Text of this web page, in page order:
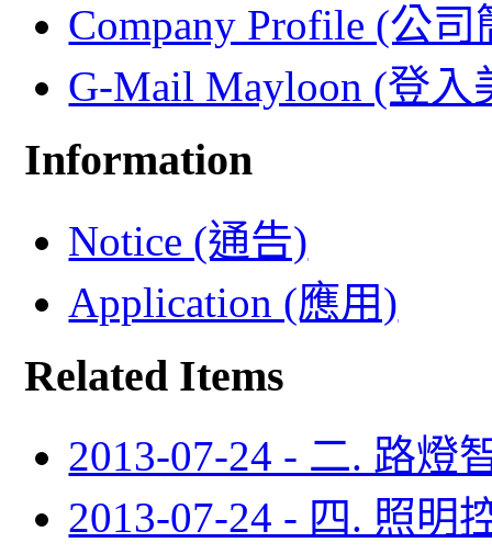
Company Profile (公司
G-Mail Mayloon (登入
Information
Notice (通告)
Application (應用)
Related Items
2013-07-24 - 二. 路燈
2013-07-24 - 四. 照明